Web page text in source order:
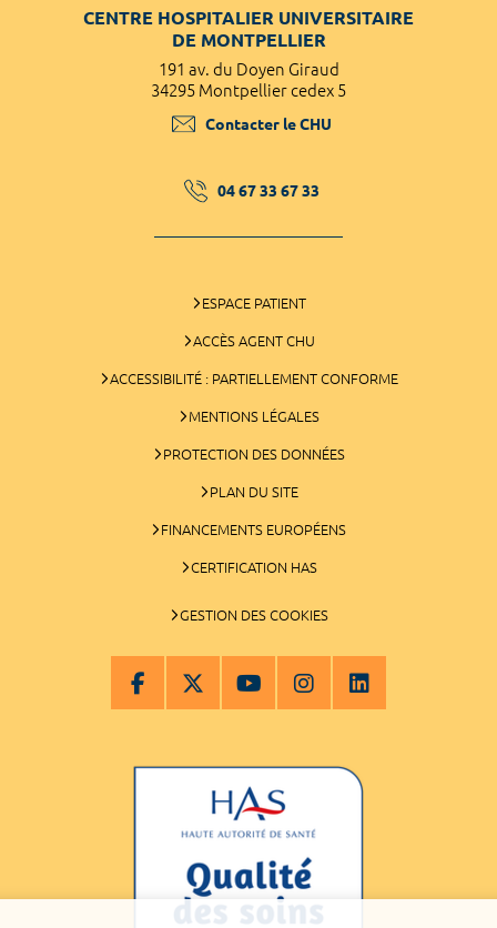
CENTRE HOSPITALIER UNIVERSITAIRE
DE MONTPELLIER
191 av. du Doyen Giraud
34295 Montpellier cedex 5
Contacter le CHU
04 67 33 67 33
ESPACE PATIENT
ACCÈS AGENT CHU
ACCESSIBILITÉ : PARTIELLEMENT CONFORME
MENTIONS LÉGALES
PROTECTION DES DONNÉES
PLAN DU SITE
FINANCEMENTS EUROPÉENS
CERTIFICATION HAS
GESTION DES COOKIES